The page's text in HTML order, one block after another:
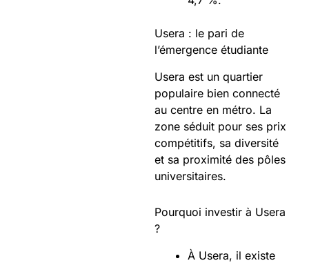
Usera : le pari de
l’émergence étudiante
Usera est un quartier
populaire bien connecté
au centre en métro. La
zone séduit pour ses prix
compétitifs, sa diversité
et sa proximité des pôles
universitaires.
Pourquoi investir à Usera
?
À Usera, il existe